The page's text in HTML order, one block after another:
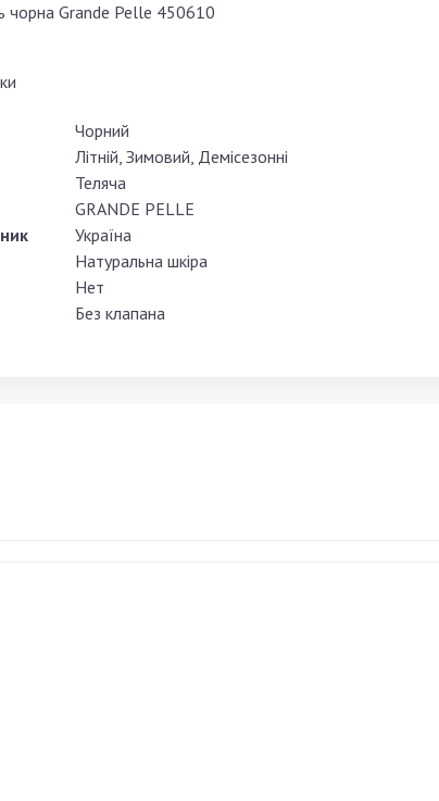
чорна Grande Pelle 450610
Чорний
Літній, Зимовий, Демісезонні
Теляча
GRANDE PELLE
Україна
Натуральна шкіра
Нет
Без клапана